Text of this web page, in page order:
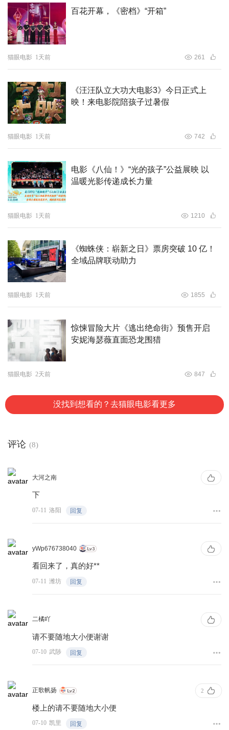
岩、邓月平、CHANYA、许君聪、门腔、冯勉恒、唐香
玉、李明远、苗溢伦、鄂靖文、AVANTGARDEY、张美
娥、那迪、冯禧特别出演。影片预售现已开启，7月11日，
球碰撞出的全新火花。
百花开幕，《密档》“开箱”
猫眼电影 1天前 261
《汪汪队立大功大电影3》今日正式上
映！来电影院陪孩子过暑假
猫眼电影 1天前 742
电影《八仙！》“光的孩子”公益展映 以
温暖光影传递成长力量
猫眼电影 1天前 1210
《蜘蛛侠：崭新之日》票房突破 10 亿！
全域品牌联动助力
猫眼电影 1天前 1855
惊悚冒险大片《逃出绝命街》预售开启
安妮海瑟薇直面恐龙围猎
猫眼电影 2天前 847
没找到想看的？去猫眼电影看更多
评论 (8)
大河之南
下
07-11 洛阳 回复
yWp676738040
看回来了，真的好**
07-11 潍坊 回复
二橘吖
请不要随地大小便谢谢
07-10 武陟 回复
正歌帆扬 2
楼上的请不要随地大小便
07-10 凯里 回复